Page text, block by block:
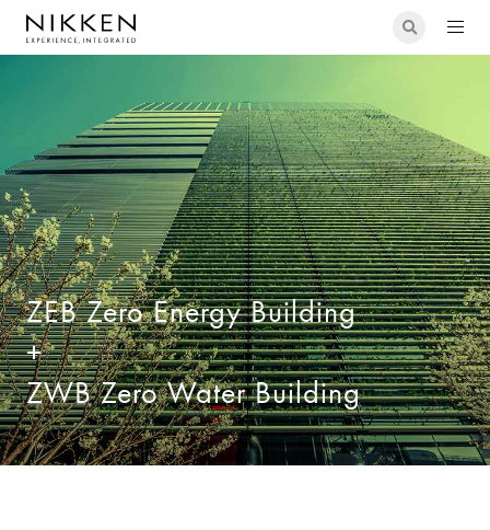
設備設計
ZEB Zero Energy Building + ZWB Zero Water Building
ZEB Zero Energy Building
+
ZWB Zero Water Building